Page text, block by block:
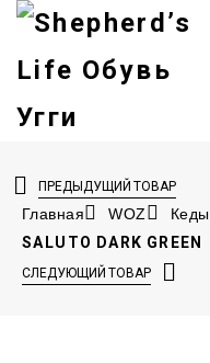
ПРЕДЫДУЩИЙ ТОВАР
Главная WOZ Кеды
SALUTO DARK GREEN
СЛЕДУЮЩИЙ ТОВАР